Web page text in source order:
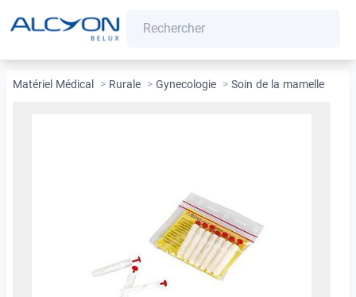
Matériel Médical > Rurale > Gynecologie > Soin de la mamelle